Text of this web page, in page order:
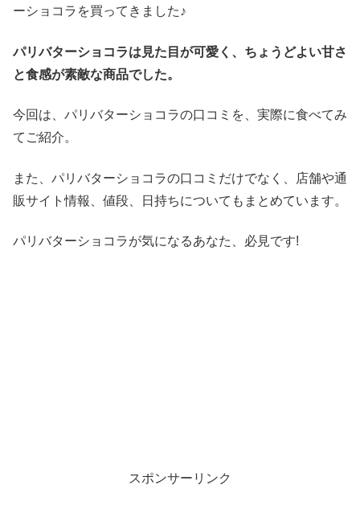
ーショコラを買ってきました♪
パリバターショコラは見た目が可愛く、ちょうどよい甘さ
と食感が素敵な商品でした。
今回は、パリバターショコラの口コミを、実際に食べてみ
てご紹介。
また、パリバターショコラの口コミだけでなく、店舗や通
販サイト情報、値段、日持ちについてもまとめています。
パリバターショコラが気になるあなた、必見です!
スポンサーリンク